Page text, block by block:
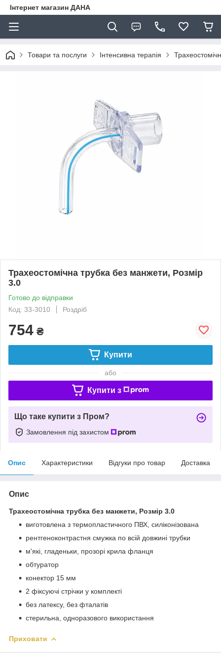
Інтернет магазин ДАНА
Товари та послуги Інтенсивна терапія
Трахеостомічна трубка без манжети, Розмір
3.0
Готово до відправки
Код: 33-3010
Роздріб
754 ₴
Купити
або
Купити з
Що таке купити з Пром?
Замовлення під захистом
Опис Характеристики Відгуки про товар Доставка
Опис
Трахеостомічна трубка без манжети, Розмір 3.0
виготовлена з термопластичного ПВХ, силіконізована
рентгеноконтрастня смужка по всій довжині трубки
м'які, гладеньки, прозорі крила фланця
обтуратор
конектор 15 мм
2 фіксуючі стрічки у комплекті
без латексу, без фталатів
стерильна, одноразового використання
Приховати